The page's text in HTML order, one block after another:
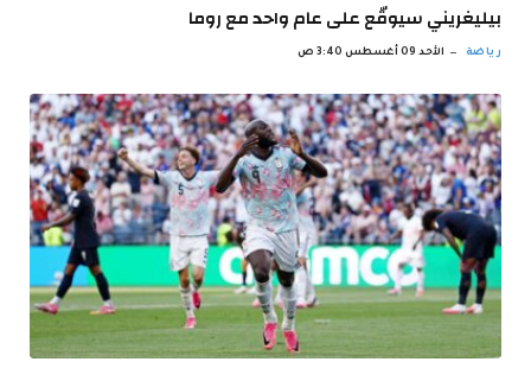
بيليغريني سيوقّع على عام واحد مع روما
رياضة الأحد 09 أغسطس 3:40 ص